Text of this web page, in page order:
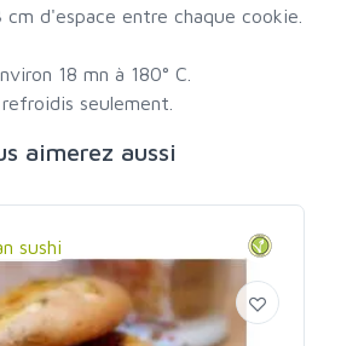
d'espace entre chaque cookie.
18 mn à 180° C.
seulement.
aimerez aussi
sushi